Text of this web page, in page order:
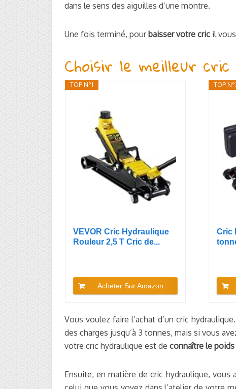
dans le sens des aiguilles d’une montre.
Une fois terminé, pour baisser votre cric il
Choisir le meilleur
TOP N°1
VEVOR Cric Hydraulique
Rouleur 2,5 T Cric de...
Acheter Sur Amazon
TOP
Cric
Vous voulez faire l’achat d’un cric
des charges jusqu’à 3 tonnes, mais si vous
votre cric hydraulique est de connaître le
Ensuite, en matière de cric hydraulique,